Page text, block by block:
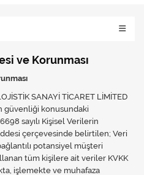
ve Korunması
SANAYİ TİCARET LİMİTED
güvenliği konusundaki
sayılı Kişisel Verilerin
çerçevesinde belirtilen; Veri
potansiyel müşteri
tüm kişilere ait veriler KVKK
işlemekte ve muhafaza